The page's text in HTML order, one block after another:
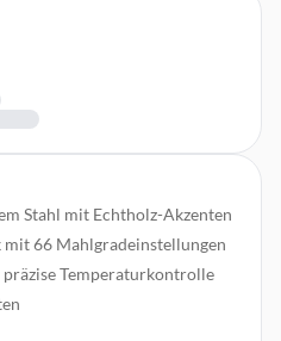
Stahl mit Echtholz-Akzenten
66 Mahlgradeinstellungen
Temperaturkontrolle